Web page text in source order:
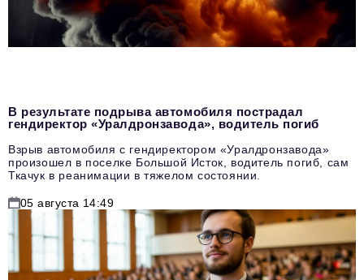
В результате подрыва автомобиля пострадал
гендиректор «Уралдронзавода», водитель погиб
Взрыв автомобиля с гендиректором «Уралдронзавода»
произошел в поселке Большой Исток, водитель погиб, сам
Ткачук в реанимации в тяжелом состоянии.
05 августа 14:49